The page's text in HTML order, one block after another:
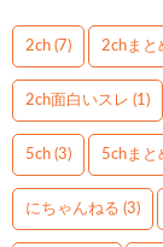
2ch (7) 2chまと
2ch面白いスレ (1)
5ch (3) 5chまと
にちゃんねる (3)